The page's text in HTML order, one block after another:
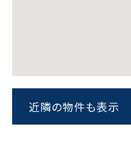
近隣の物件も表示